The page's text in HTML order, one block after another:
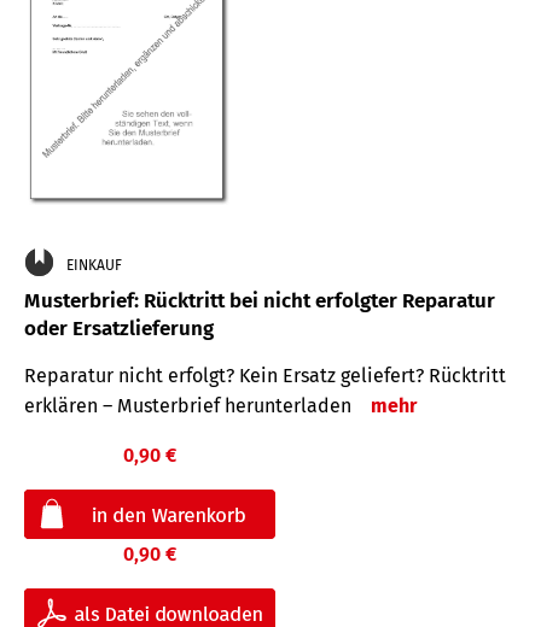
EINKAUF
Musterbrief: Rücktritt bei nicht erfolgter Reparatur
oder Ersatzlieferung
Reparatur nicht erfolgt? Kein Ersatz geliefert? Rücktritt
erklären – Musterbrief herunterladen
mehr
0,90 €
0,90 €